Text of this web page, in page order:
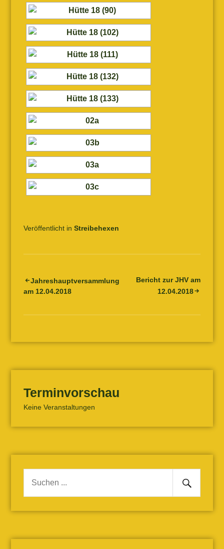
Veröffentlicht in Streibehexen
Beitrags-
Jahreshauptversammlung
am 12.04.2018
Bericht zur JHV am
12.04.2018
Terminvorschau
Keine Veranstaltungen
Suche
Senden